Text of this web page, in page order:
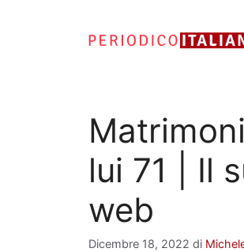
lui 71 | Il
web
Dicembre 18, 2022 di